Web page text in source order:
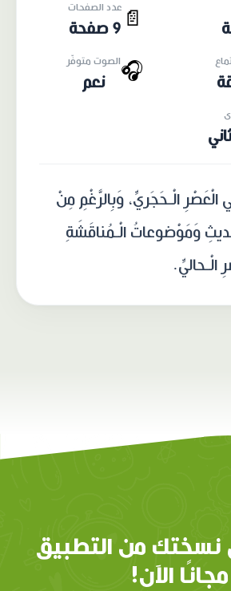
📄
عدد الصفحات
9 صفحة
🎧الصوت متوفّر
نعم
الْعَصْرِ الْـحَجَريِّ، وَبِالرَّغْمِ مِنْ
وَمَوْضوعاتُ الْـمُناقَشَةِ
الْـحاليِّ.
نسختك من التطبيق
مجانًا الآن!